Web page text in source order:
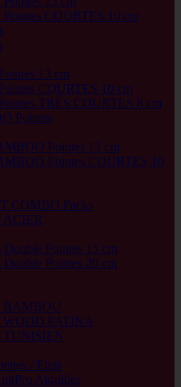
COURTES 10 cm
13 cm
COURTES 10 cm
TRÈS COURTES 8 cm
Pointes
Pointes 13 cm
Pointes COURTES 10
COMBO Packs
ACIER
Double Pointes 15 cm
Double Pointes 20 cm
BAMBOU
WOOD PATINA
TUNISIEN
/ Etuis